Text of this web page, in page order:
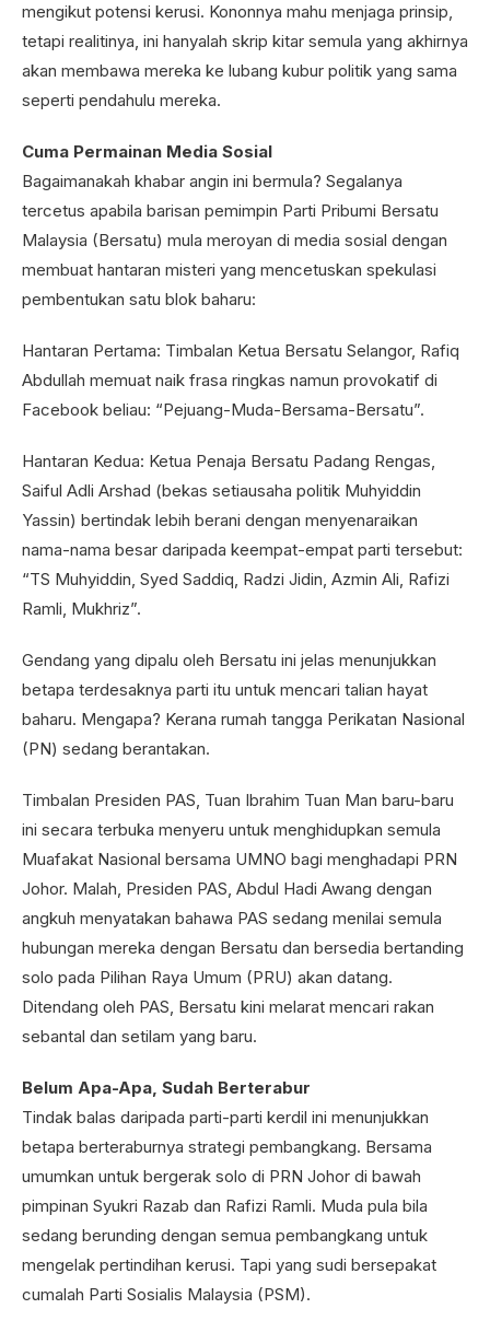
mengikut potensi kerusi. Kononnya mahu menjaga prinsip,
tetapi realitinya, ini hanyalah skrip kitar semula yang akhirnya
akan membawa mereka ke lubang kubur politik yang sama
seperti pendahulu mereka.
Cuma Permainan Media Sosial
Bagaimanakah khabar angin ini bermula? Segalanya
tercetus apabila barisan pemimpin Parti Pribumi Bersatu
Malaysia (Bersatu) mula meroyan di media sosial dengan
membuat hantaran misteri yang mencetuskan spekulasi
pembentukan satu blok baharu:
Hantaran Pertama: Timbalan Ketua Bersatu Selangor, Rafiq
Abdullah memuat naik frasa ringkas namun provokatif di
Facebook beliau: “Pejuang-Muda-Bersama-Bersatu”.
Hantaran Kedua: Ketua Penaja Bersatu Padang Rengas,
Saiful Adli Arshad (bekas setiausaha politik Muhyiddin
Yassin) bertindak lebih berani dengan menyenaraikan
nama-nama besar daripada keempat-empat parti tersebut:
“TS Muhyiddin, Syed Saddiq, Radzi Jidin, Azmin Ali, Rafizi
Ramli, Mukhriz”.
Gendang yang dipalu oleh Bersatu ini jelas menunjukkan
betapa terdesaknya parti itu untuk mencari talian hayat
baharu. Mengapa? Kerana rumah tangga Perikatan Nasional
(PN) sedang berantakan.
Timbalan Presiden PAS, Tuan Ibrahim Tuan Man baru-baru
ini secara terbuka menyeru untuk menghidupkan semula
Muafakat Nasional bersama UMNO bagi menghadapi PRN
Johor. Malah, Presiden PAS, Abdul Hadi Awang dengan
angkuh menyatakan bahawa PAS sedang menilai semula
hubungan mereka dengan Bersatu dan bersedia bertanding
solo pada Pilihan Raya Umum (PRU) akan datang.
Ditendang oleh PAS, Bersatu kini melarat mencari rakan
sebantal dan setilam yang baru.
Belum Apa-Apa, Sudah Berterabur
Tindak balas daripada parti-parti kerdil ini menunjukkan
betapa berteraburnya strategi pembangkang. Bersama
umumkan untuk bergerak solo di PRN Johor di bawah
pimpinan Syukri Razab dan Rafizi Ramli. Muda pula bila
sedang berunding dengan semua pembangkang untuk
mengelak pertindihan kerusi. Tapi yang sudi bersepakat
cumalah Parti Sosialis Malaysia (PSM).